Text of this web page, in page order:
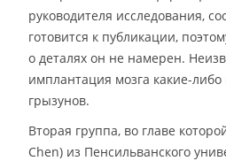
руководителя исследования,
готовится к публикации,
о деталях он не намерен.
имплантация мозга какие-
грызунов.
Вторая группа, во главе
Chen) из Пенсильванского